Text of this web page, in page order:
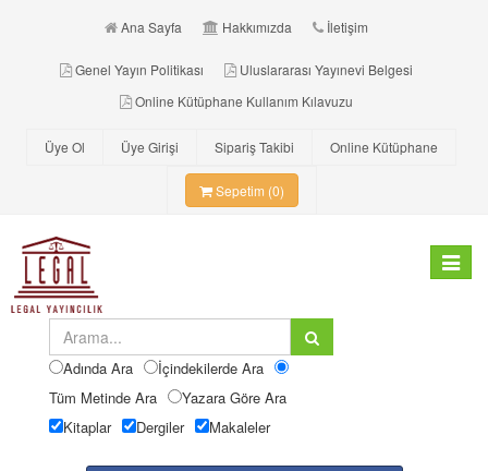
Ana Sayfa Hakkımızda İletişim
Genel Yayın Politikası
Uluslararası Yayınevi Belgesi
Online Kütüphane Kullanım Kılavuzu
Üye Ol Üye Girişi Sipariş Takibi Online Kütüphane
Sepetim (0)
Toggle
Adında Ara
İçindekilerde Ara
Tüm Metinde Ara
Yazara Göre Ara
Kitaplar
Dergiler Makaleler